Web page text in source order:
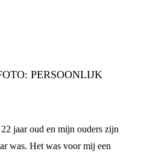
PERSOONLIJK
jaar oud en mijn ouders zijn
was. Het was voor mij een